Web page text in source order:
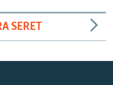
SERET